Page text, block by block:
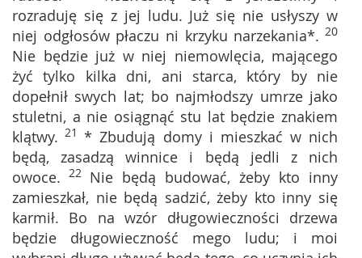
rozraduję się z jej ludu. Już się nie usłyszy w
niej odgłosów płaczu ni krzyku narzekania*. 20
Nie będzie już w niej niemowlęcia, mającego
żyć tylko kilka dni, ani starca, który by nie
dopełnił swych lat; bo najmłodszy umrze jako
stuletni, a nie osiągnąć stu lat będzie znakiem
klątwy. 21* Zbudują domy i mieszkać w nich
będą, zasadzą winnice i będą jedli z nich
owoce. 22 Nie będą budować, żeby kto inny
zamieszkał, nie będą sadzić, żeby kto inny się
karmił. Bo na wzór długowieczności drzewa
będzie długowieczność mego ludu; i moi